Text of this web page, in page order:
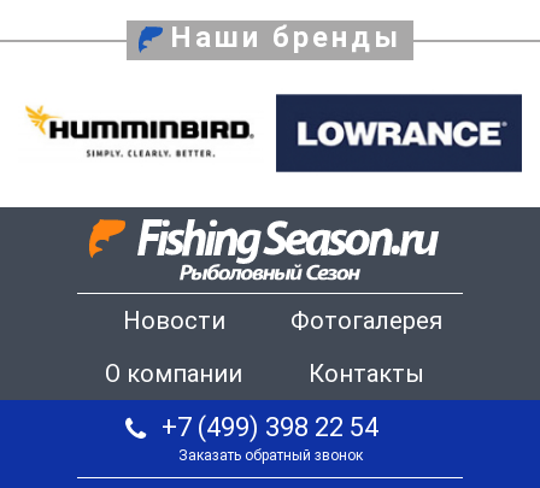
Наши бренды
Новости
Фотогалерея
О компании
Контакты
+7 (499) 398 22 54
Заказать обратный звонок